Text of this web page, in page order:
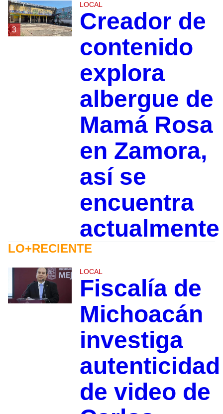
3
LOCAL
Creador de
contenido
explora
albergue de
Mamá Rosa
en Zamora,
así se
encuentra
actualmente
LO+RECIENTE
LOCAL
Fiscalía de
Michoacán
investiga
autenticidad
de video de